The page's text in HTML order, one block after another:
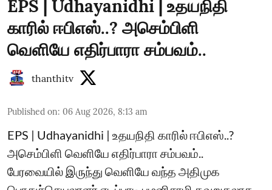
EPS | Udhayanidhi | உதயநிதி
காரில் ஈபிஎஸ்..? அசெம்பிளி
வெளியே எதிர்பாரா சம்பவம்..
thanthitv
Published on: 06 Aug 2026, 8:13 am
EPS | Udhayanidhi | உதயநிதி காரில் ஈபிஎஸ்..?
அசெம்பிளி வெளியே எதிர்பாரா சம்பவம்..
பேரவையில் இருந்து வெளியே வந்த அதிமுக